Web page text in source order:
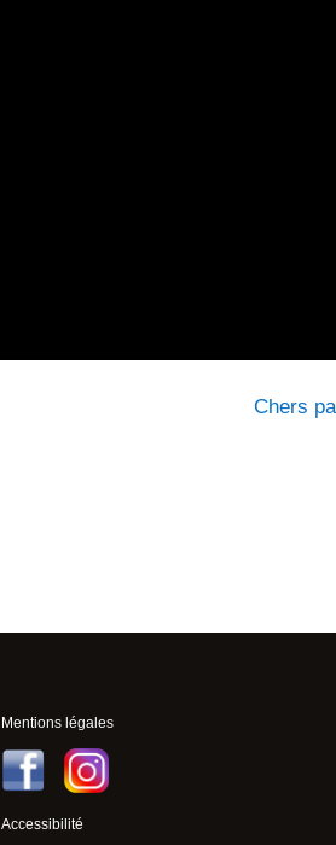
Chers
Mentions légales
Accessibilité